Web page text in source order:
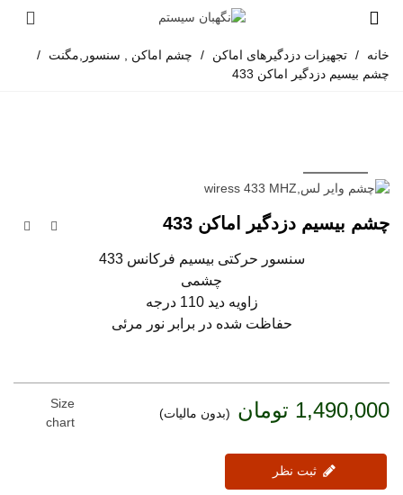
خانه / تجهیزات دزدگیرهای اماکن / چشم اماکن , سنسور,مگنت
/
چشم بیسیم دزدگیر اماکن 433
چشم بیسیم دزدگیر اماکن 433
سنسور حرکتی بیسیم فرکانس 433
چشمی
زاویه دید 110 درجه
حفاظت شده در برابر نور مرئی
1,490,000 تومان (بدون مالیات)
ثبت نظر
Size
chart